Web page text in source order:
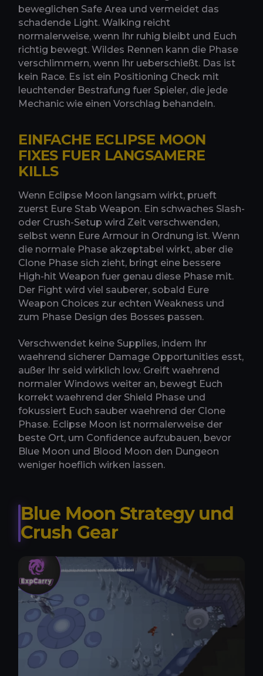
beweglichen Safe Area und vermeidet das
schadende Light. Walking reicht
normalerweise, wenn Ihr ruhig bleibt und Euch
richtig bewegt. Wildes Rennen kann die Phase
verschlimmern, wenn Ihr ueberschießt. Das ist
kein Race. Es ist ein Positioning Check mit
leuchtender Bestrafung fuer Spieler, die jede
Mechanic wie einen Vorschlag behandeln.
EINFACHE ECLIPSE MOON
FIXES FUER LANGSAMERE
KILLS
Wenn Eclipse Moon langsam wirkt, prueft
zuerst Eure Stab Weapon. Ein schwaches Slash-
oder Crush-Setup wird Zeit verschwenden,
selbst wenn Eure Armour in Ordnung ist. Wenn
die normale Phase akzeptabel wirkt, aber die
Clone Phase sich zieht, bringt eine bessere
High-hit Weapon fuer genau diese Phase mit.
Der Fight wird viel sauberer, sobald Eure
Weapon Choices zur echten Weakness und
zum Phase Design des Bosses passen.
Verschwendet keine Supplies, indem Ihr
waehrend sicherer Damage Opportunities esst,
außer Ihr seid wirklich low. Greift waehrend
normaler Windows weiter an, bewegt Euch
korrekt waehrend der Shield Phase und
fokussiert Euch sauber waehrend der Clone
Phase. Eclipse Moon ist normalerweise der
beste Ort, um Confidence aufzubauen, bevor
Blue Moon und Blood Moon den Dungeon
weniger hoeflich wirken lassen.
Blue Moon Strategy und
Crush Gear